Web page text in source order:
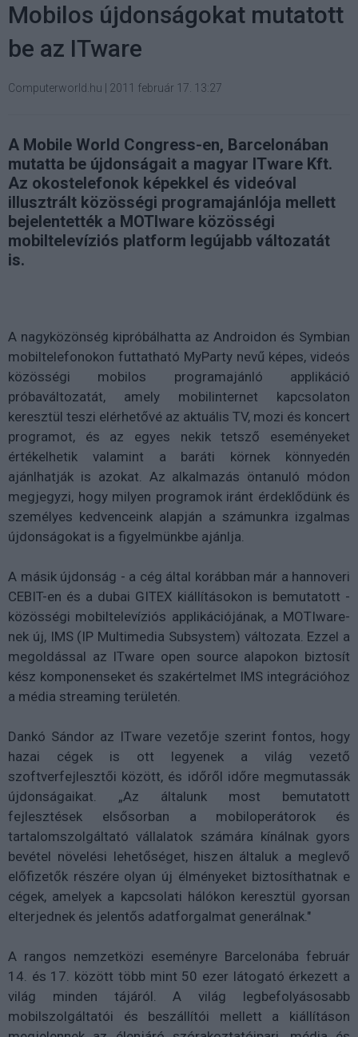
Mobilos újdonságokat mutatott
be az ITware
Computerworld.hu 2011 február 17. 13:27
A Mobile World Congress-en, Barcelonában
mutatta be újdonságait a magyar ITware Kft.
Az okostelefonok képekkel és videóval
illusztrált közösségi programajánlója mellett
bejelentették a MOTIware közösségi
mobiltelevíziós platform legújabb változatát
is.
A nagyközönség kipróbálhatta az Androidon és Symbian
mobiltelefonokon futtatható MyParty nevű képes, videós
közösségi mobilos programajánló applikáció
próbaváltozatát, amely mobilinternet kapcsolaton
keresztül teszi elérhetővé az aktuális TV, mozi és koncert
programot, és az egyes nekik tetsző eseményeket
értékelhetik valamint a baráti körnek könnyedén
ajánlhatják is azokat. Az alkalmazás öntanuló módon
megjegyzi, hogy milyen programok iránt érdeklődünk és
személyes kedvenceink alapján a számunkra izgalmas
újdonságokat is a figyelmünkbe ajánlja.
A másik újdonság - a cég által korábban már a hannoveri
CEBIT-en és a dubai GITEX kiállításokon is bemutatott -
közösségi mobiltelevíziós applikációjának, a MOTIware-
nek új, IMS (IP Multimedia Subsystem) változata. Ezzel a
megoldással az ITware open source alapokon biztosít
kész komponenseket és szakértelmet IMS integrációhoz
a média streaming területén.
Dankó Sándor az ITware vezetője szerint fontos, hogy
hazai cégek is ott legyenek a világ vezető
szoftverfejlesztői között, és időről időre megmutassák
újdonságaikat. „Az általunk most bemutatott
fejlesztések elsősorban a mobiloperátorok és
tartalomszolgáltató vállalatok számára kínálnak gyors
bevétel növelési lehetőséget, hiszen általuk a meglevő
előfizetők részére olyan új élményeket biztosíthatnak e
cégek, amelyek a kapcsolati hálókon keresztül gyorsan
elterjednek és jelentős adatforgalmat generálnak."
A rangos nemzetközi eseményre Barcelonába február
14. és 17. között több mint 50 ezer látogató érkezett a
világ minden tájáról. A világ legbefolyásosabb
mobilszolgáltatói és beszállítói mellett a kiállításon